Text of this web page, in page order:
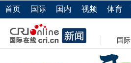
首页 国际 国内 视频 体育
国际